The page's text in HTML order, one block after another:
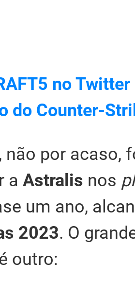
no
do Counter-
não por acaso,
a Astralis nos
um ano,
2023. O
outro: